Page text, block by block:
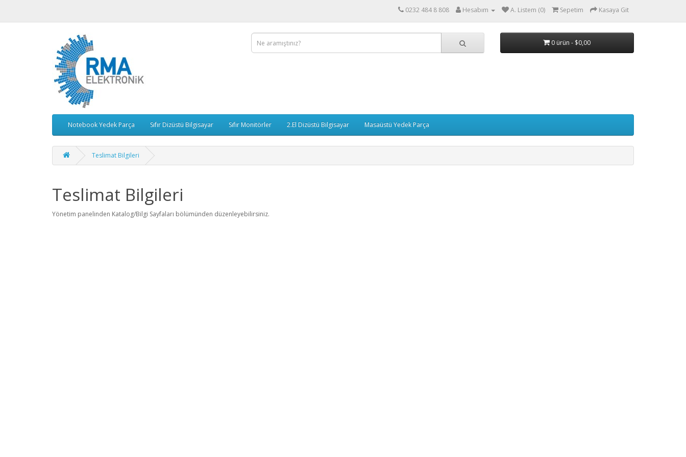
0232 484 8 808 Hesabım A. Listem (0) Sepetim Kasaya Git
0 ürün - $0,00
Notebook Yedek Parça Sıfır Dizüstü Bilgisayar Sıfır Monitörler 2.El Dizüstü Bilgisayar Masaüstü Yedek Parça
Teslimat Bilgileri
Teslimat Bilgileri
Yönetim panelinden Katalog/Bilgi Sayfaları bölümünden düzenleyebilirsiniz.